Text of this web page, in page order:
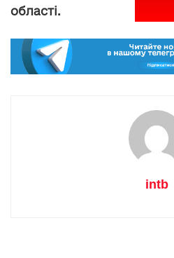
області.
intb